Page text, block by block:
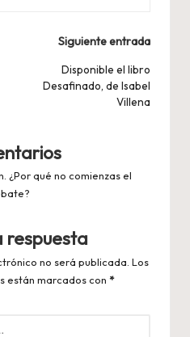
Siguiente entrada
Disponible el libro
Desafinado, de Isabel
Villena
¿Por qué no comienzas el
respuesta
no será publicada. Los
están marcados con *